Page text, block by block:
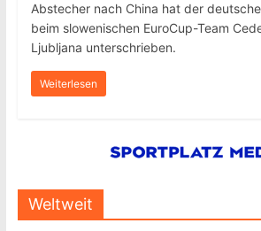
Abstecher nach China hat der
beim slowenischen EuroCup-Team
Ljubljana unterschrieben.
Weiterlesen
Weltweit